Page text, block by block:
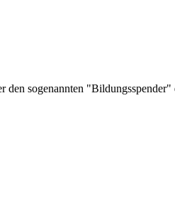
sogenannten